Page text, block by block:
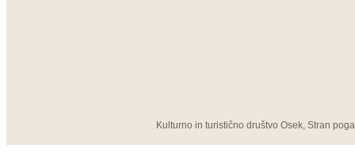
Kulturno in turistično društvo Osek, Stran